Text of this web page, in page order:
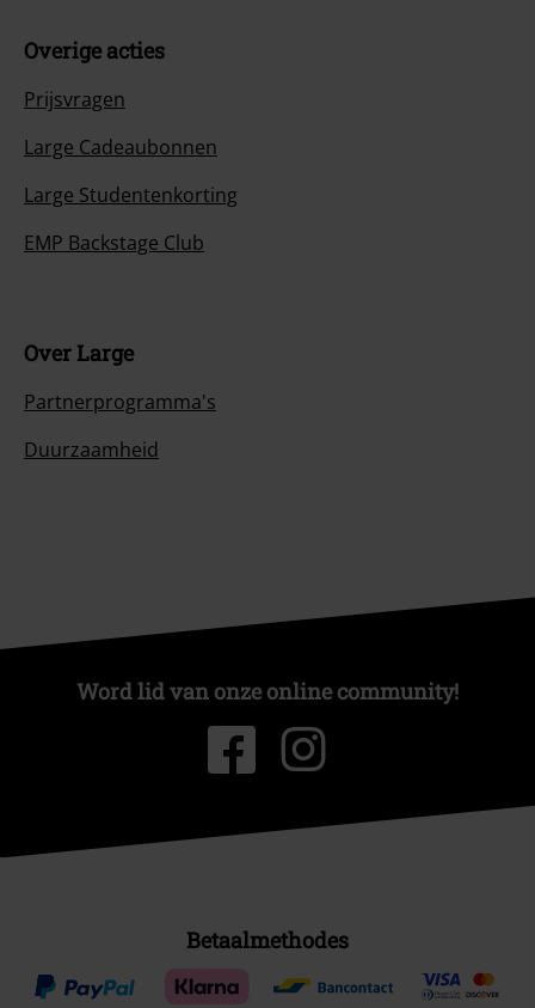
Overige acties
Prijsvragen
Large Cadeaubonnen
Large Studentenkorting
EMP Backstage Club
Over Large
Partnerprogramma's
Duurzaamheid
Word lid van onze online community!
Betaalmethodes